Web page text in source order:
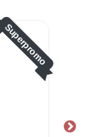
Superpromo